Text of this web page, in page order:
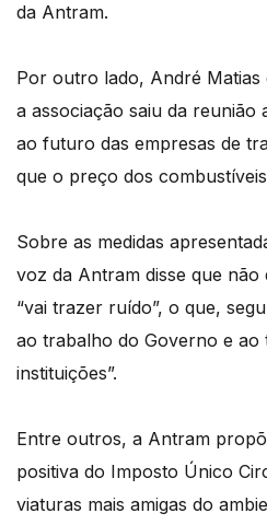
da Antram.
Por outro lado, André Matias
a associação saiu da reunião
ao futuro das empresas de
que o preço dos
Sobre as medidas
voz da Antram disse que
“vai trazer ruído”, o que,
ao trabalho do Governo e ao
instituições”.
Entre outros, a Antram
positiva do Imposto Único
viaturas mais amigas do